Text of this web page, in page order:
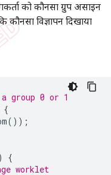
को कौनसा ग्रुप असाइन
विज्ञापन दिखाया
group 0 or 1
{
());
{
worklet